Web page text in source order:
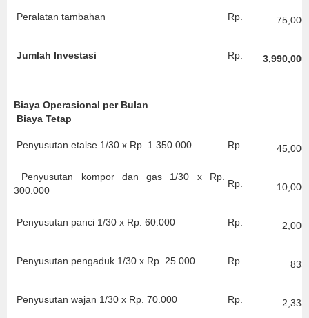
Peralatan tambahan Rp. 75,000
Jumlah Investasi Rp. 3,990,000
Biaya Operasional per Bulan
Biaya Tetap
Penyusutan etalse 1/30 x Rp. 1.350.000 Rp. 45,000
Penyusutan kompor dan gas 1/30 x Rp.
300.000
Rp. 10,000
Penyusutan panci 1/30 x Rp. 60.000 Rp. 2,000
Penyusutan pengaduk 1/30 x Rp. 25.000 Rp. 833
Penyusutan wajan 1/30 x Rp. 70.000 Rp. 2,333